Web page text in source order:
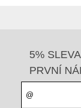
5%
PRVNÍ